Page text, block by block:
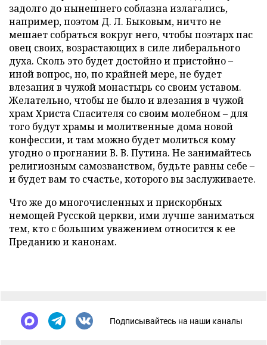
задолго до нынешнего соблазна излагались,
например, поэтом Д. Л. Быковым, ничто не
мешает собраться вокруг него, чтобы поэтарх пас
овец своих, возрастающих в силе либерального
духа. Сколь это будет достойно и пристойно –
иной вопрос, но, по крайней мере, не будет
влезания в чужой монастырь со своим уставом.
Желательно, чтобы не было и влезания в чужой
храм Христа Спасителя со своим молебном – для
того будут храмы и молитвенные дома новой
конфессии, и там можно будет молиться кому
угодно о прогнании В. В. Путина. Не занимайтесь
религиозным самозванством, будьте равны себе –
и будет вам то счастье, которого вы заслуживаете.
Что же до многочисленных и прискорбных
немощей Русской церкви, ими лучше заниматься
тем, кто с большим уважением относится к ее
Преданию и канонам.
Подписывайтесь на наши каналы